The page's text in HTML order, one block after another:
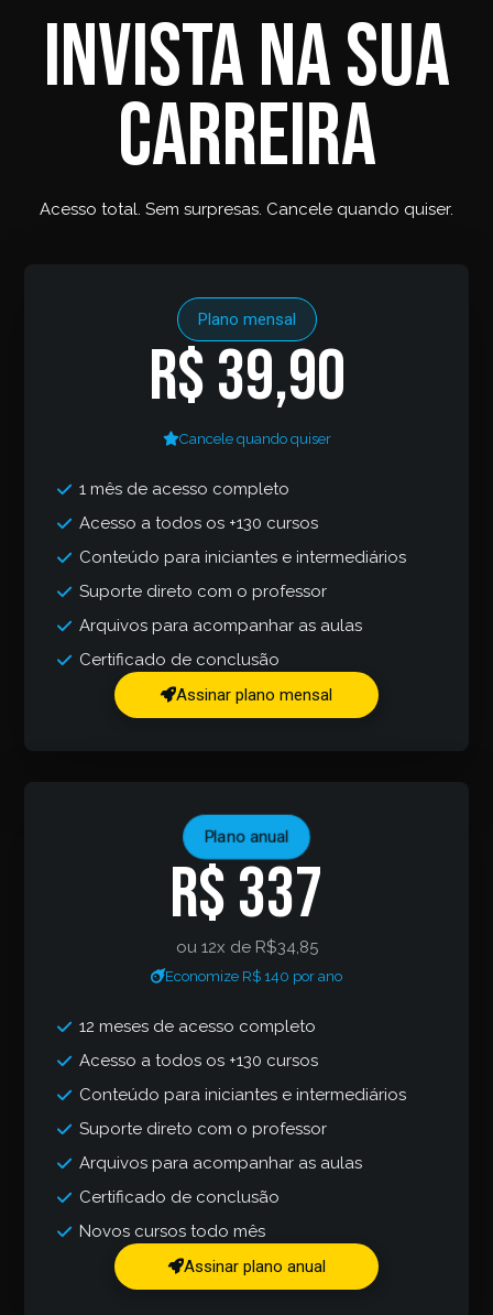
Invista na sua
carreira
Acesso total. Sem surpresas. Cancele quando quiser.
Plano mensal
R$ 39,90
Cancele quando quiser
1 mês de acesso completo
Acesso a todos os +130 cursos
Conteúdo para iniciantes e intermediários
Suporte direto com o professor
Arquivos para acompanhar as aulas
Certificado de conclusão
Assinar plano mensal
Plano anual
R$ 337
ou 12x de R$34,85
Economize R$ 140 por ano
12 meses de acesso completo
Acesso a todos os +130 cursos
Conteúdo para iniciantes e intermediários
Suporte direto com o professor
Arquivos para acompanhar as aulas
Certificado de conclusão
Novos cursos todo mês
Assinar plano anual